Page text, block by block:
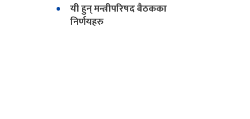
यी हुन् मन्त्रीपरिषद बैठकका
निर्णयहरु